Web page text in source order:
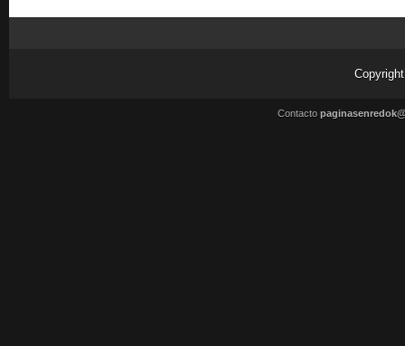
Contacto